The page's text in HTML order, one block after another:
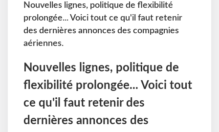
Nouvelles lignes, politique de flexibilité
prolongée... Voici tout ce qu'il faut retenir
des dernières annonces des compagnies
aériennes.
Nouvelles lignes, politique de
flexibilité prolongée... Voici tout
ce qu'il faut retenir des
dernières annonces des